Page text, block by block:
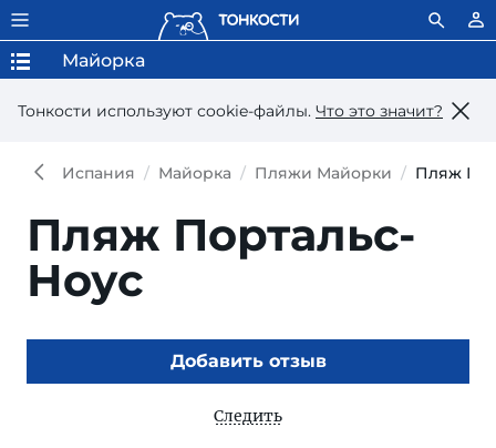
Тонкости используют сookie-файлы. Что это значит?
Майорка
Испания Майорка Пляжи Майорки Пляж
Пляж Портальс-
Ноус
Добавить отзыв
Следить